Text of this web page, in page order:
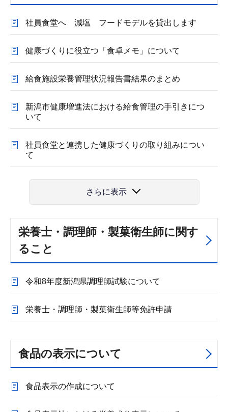
社員食堂へ 減塩 フードモデルを貸出します
健康づくりに役立つ「食卓メモ」について
給食施設栄養管理状況報告書結果のまとめ
新潟市健康増進法における給食管理の手引きにつ
いて
社員食堂と連携した健康づくりの取り組みについ
て
さらに表示
栄養士・調理師・製菓衛生師に関す
ること
令和8年度新潟県調理師試験について
栄養士・調理師・製菓衛生師等免許申請
食品の表示について
食品表示の作成について